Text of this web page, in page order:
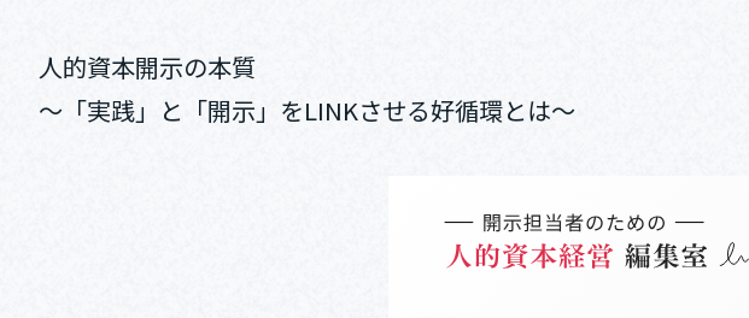
人的資本開示の本質
～「実践」と「開示」をLINKさせる好循環とは～